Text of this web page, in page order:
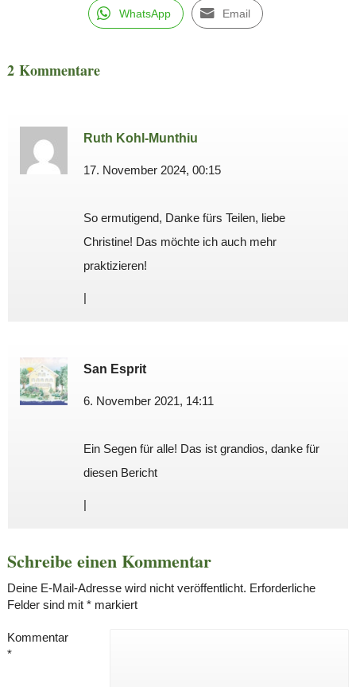
WhatsApp Email
2 Kommentare
Ruth Kohl-Munthiu
17. November 2024, 00:15
So ermutigend, Danke fürs Teilen, liebe
Christine! Das möchte ich auch mehr
praktizieren!
|
San Esprit
6. November 2021, 14:11
Ein Segen für alle! Das ist grandios, danke für
diesen Bericht
|
Schreibe einen Kommentar
Deine E-Mail-Adresse wird nicht veröffentlicht. Erforderliche
Felder sind mit *markiert
Kommentar
*